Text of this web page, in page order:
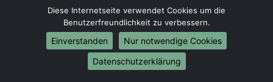
Umzug von Salzgitter nach Zypern
Umzug von Salzgitter nach Kroatien
Umzug von Salzgitter nach Estland
Umzug von Salzgitter nach Finnland
Umzug von Salzgitter nach Frankreich
Diese Internetseite verwendet Cookies um die
Benutzerfreundlichkeit zu verbessern.
Einverstanden
Nur notwendige Cookies
Datenschutzerklärung